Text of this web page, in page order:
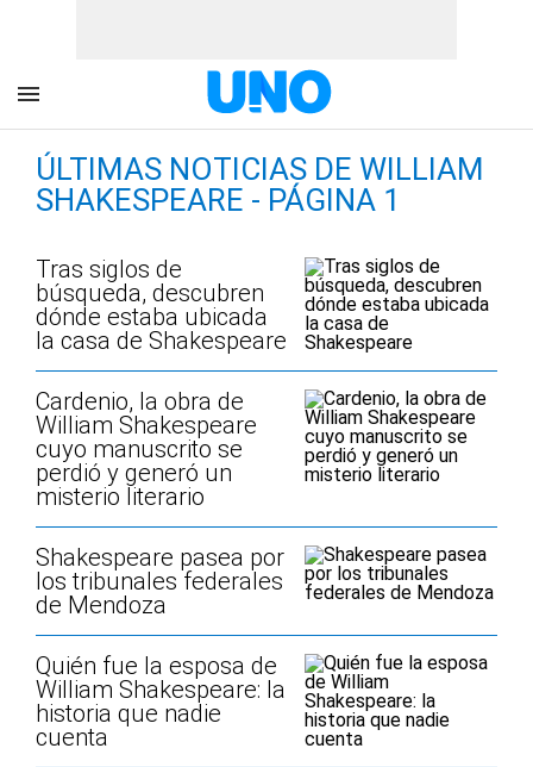
ÚLTIMAS NOTICIAS DE WILLIAM
SHAKESPEARE - PÁGINA 1
Tras siglos de
búsqueda, descubren
dónde estaba ubicada
la casa de Shakespeare
Cardenio, la obra de
William Shakespeare
cuyo manuscrito se
perdió y generó un
misterio literario
Shakespeare pasea por
los tribunales federales
de Mendoza
Quién fue la esposa de
William Shakespeare: la
historia que nadie
cuenta